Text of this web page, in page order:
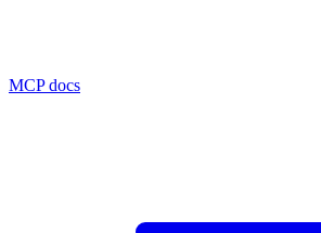
MCP docs